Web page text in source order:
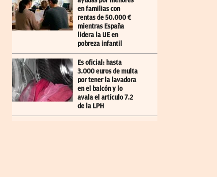
en familias con
rentas de 50.000 €
mientras España
lidera la UE en
pobreza infantil
Es oficial: hasta
3.000 euros de multa
por tener la lavadora
en el balcón y lo
avala el artículo 7.2
de la LPH